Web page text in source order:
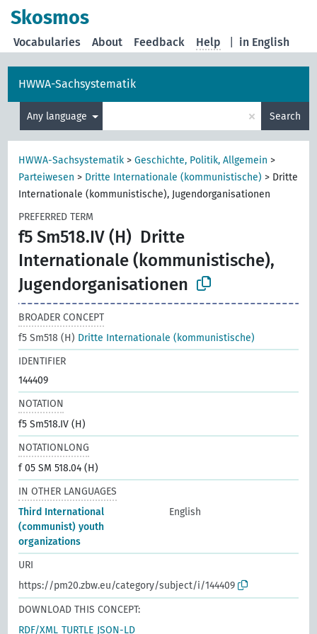
Skosmos
in English
Vocabularies About Feedback Help
HWWA-Sachsystematik
Any language × Search
HWWA-Sachsystematik >Geschichte, Politik, Allgemein >
Parteiwesen > Dritte Internationale (kommunistische) > Dritte
Internationale (kommunistische), Jugendorganisationen
PREFERRED TERM
f5 Sm518.IV (H) Dritte
Internationale (kommunistische),
Jugendorganisationen
BROADER CONCEPT
f5 Sm518 (H) Dritte Internationale (kommunistische)
IDENTIFIER
144409
NOTATION
f5 Sm518.IV (H)
NOTATIONLONG
f 05 SM 518.04 (H)
IN OTHER LANGUAGES
Third International
(communist) youth
organizations
English
URI
https://pm20.zbw.eu/category/subject/i/144409
DOWNLOAD THIS CONCEPT:
RDF/XML TURTLE JSON-LD